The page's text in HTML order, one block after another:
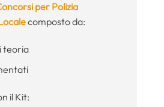
per Polizia
composto da:
teoria
il Kit: